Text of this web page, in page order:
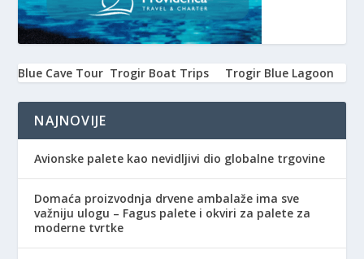
Blue Cave Tour Trogir Boat Trips Trogir Blue Lagoon
NAJNOVIJE
Avionske palete kao nevidljivi dio globalne trgovine
Domaća proizvodnja drvene ambalaže ima sve
važniju ulogu – Fagus palete i okviri za palete za
moderne tvrtke